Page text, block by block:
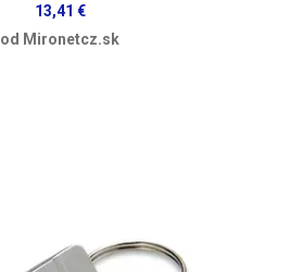
13,41 €
od Mironetcz.sk